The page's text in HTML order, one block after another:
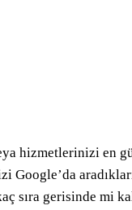
hizmetlerinizi en
sıra gerisinde mi